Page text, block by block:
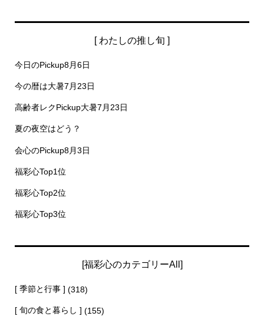
[ わたしの推し旬 ]
今日のPickup8月6日
今の暦は大暑7月23日
高齢者レクPickup大暑7月23日
夏の夜空はどう？
会心のPickup8月3日
福彩心Top1位
福彩心Top2位
福彩心Top3位
[福彩心のカテゴリーAll]
[ 季節と行事 ] (318)
[ 旬の食と暮らし ] (155)